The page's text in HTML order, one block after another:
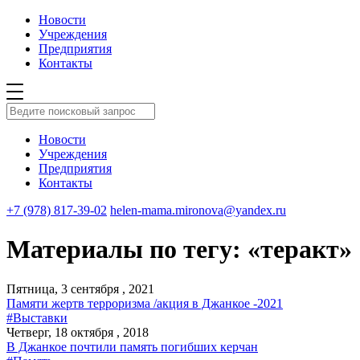
Новости
Учреждения
Предприятия
Контакты
Новости
Учреждения
Предприятия
Контакты
+7 (978) 817-39-02 helen-mama.mironova@yandex.ru
Материалы по тегу: «теракт»
Пятница, 3 сентября , 2021
Памяти жертв терроризма /акция в Джанкое -2021
#Выставки
Четверг, 18 октября , 2018
В Джанкое почтили память погибших керчан